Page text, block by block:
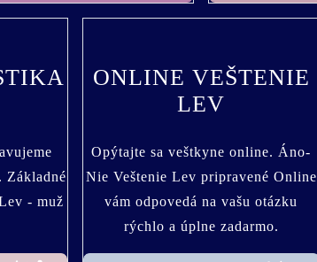
Základné
- muž
ONLINE VEŠTENIE
LEV
Opýtajte sa veštkyne online. Áno-
Nie Veštenie Lev pripravené Online
vám odpovedá na vašu otázku
rýchlo a úplne zadarmo.